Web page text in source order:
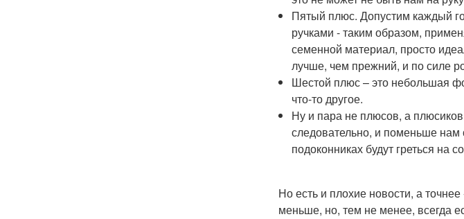
Пятый плюс. Допустим каждый
ручками - таким образом,
семенной материал, просто
лучше, чем прежний, и по силе
Шестой плюс – это небольшая
что-то другое.
Ну и пара не плюсов, а
следовательно, и поменьше
подоконниках будут греться на
Но есть и плохие новости, а
меньше, но, тем не менее, всегда